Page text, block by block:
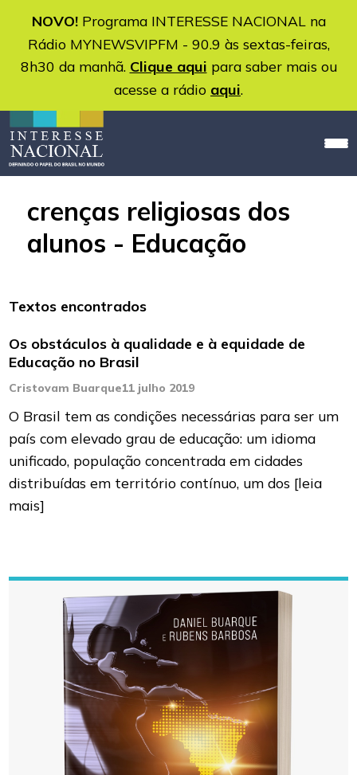
NOVO!Programa INTERESSE NACIONAL na
Rádio MYNEWSVIPFM - 90.9 às sextas-feiras,
8h30 da manhã. Clique aqui para saber mais ou
acesse a rádio aqui.
crenças religiosas dos
alunos - Educação
Textos encontrados
Os obstáculos à qualidade e à equidade de
Educação no Brasil
Cristovam Buarque11 julho 2019
O Brasil tem as condições necessárias para ser um
país com elevado grau de educação: um idioma
unificado, população concentrada em cidades
distribuídas em território contínuo, um dos [leia
mais]